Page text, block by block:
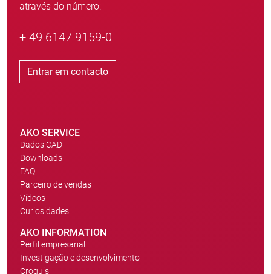
através do número:
+ 49 6147 9159-0
Entrar em contacto
AKO SERVICE
Dados CAD
Downloads
FAQ
Parceiro de vendas
Vídeos
Curiosidades
AKO INFORMATION
Perfil empresarial
Investigação e desenvolvimento
Croquis